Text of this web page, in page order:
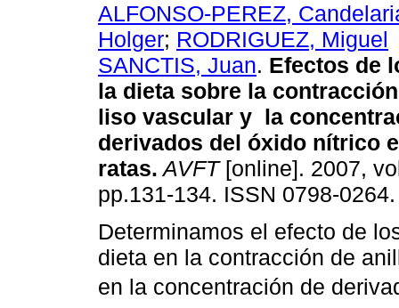
ALFONSO-PEREZ,
Holger; RODRIGUEZ, Miguel
SANCTIS, Juan. Efectos de
la dieta sobre la
liso vascular y la
derivados del óxido nítrico
ratas. AVFT[online]. 2007,
pp.131-134. ISSN 0798-0264.
Determinamos el efecto de
dieta en la contracción de
en la concentración de